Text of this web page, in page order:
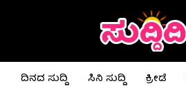
ದಿನದ ಸುದ್ದಿ ಸಿನಿ ಸುದ್ದಿ ಕ್ರೀಡೆ